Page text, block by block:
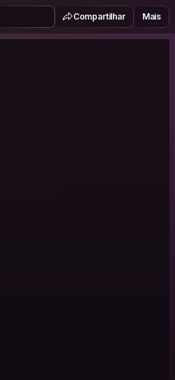
Compartilhar Mais